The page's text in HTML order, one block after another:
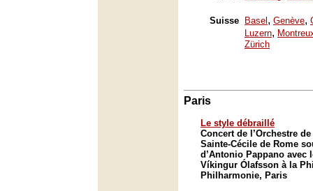
Suisse Basel , Genève,
Luzern,
Zürich
Paris
Le style débraillé
Concert de l’Orchestre
Sainte-Cécile de Rome
d’Antonio Pappano
Víkingur Ólafsson à la
Philharmonie, Paris